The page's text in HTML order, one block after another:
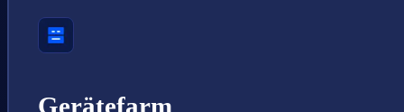
Gerätefarm